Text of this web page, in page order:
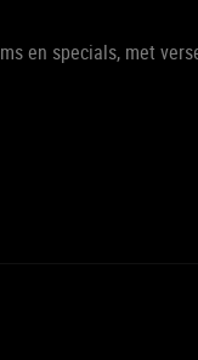
en specials, met